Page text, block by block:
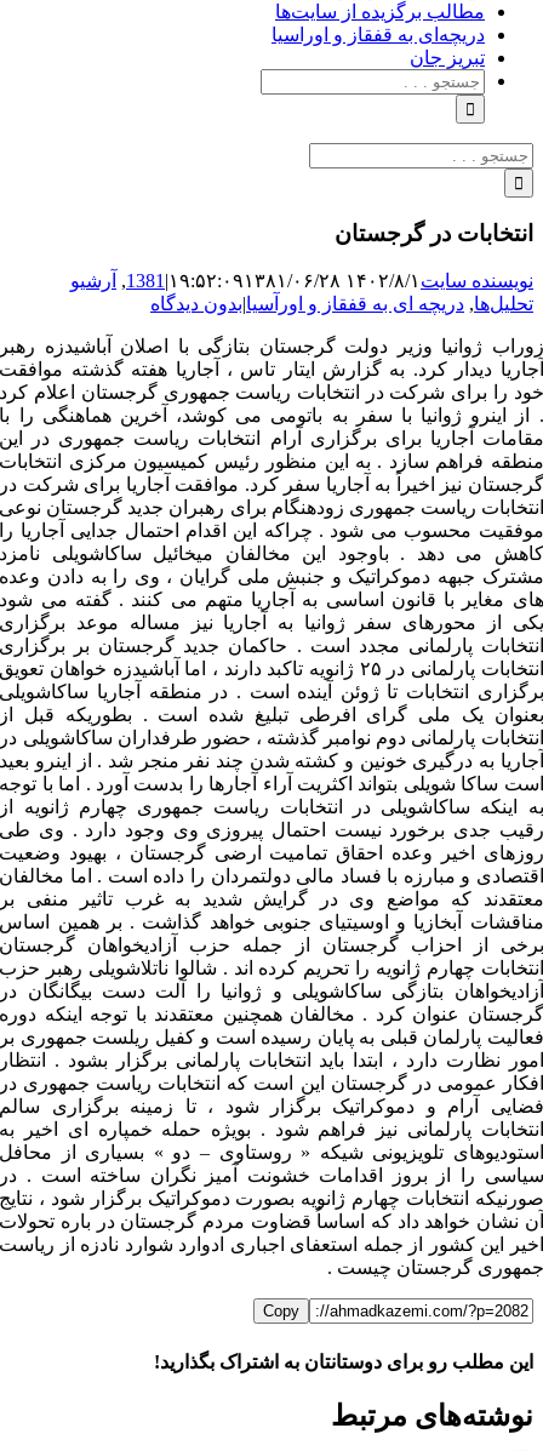
مطالب برگزیده از سایت‌ها
دریچه‌ای به قفقاز و اوراسیا
تبریزِ جان
جستجو
برای:
جستجو
برای:
انتخابات در گرجستان
نویسنده سایت ۱۴۰۲/۸/۱ ۱۹:۵۲:۰۹ ۱۳۸۱/۰۶/۲۸ |
1381
, آرشیو
تحلیل‌ها, دریچه ای به قفقاز و اورآسیا|بدون دیدگاه
زوراب ژوانیا وزیر دولت گرجستان بتازگی با اصلان آباشیدزه رهبر
آجاریا دیدار کرد. به گزارش ایتار تاس ، آجاریا هفته گذشته موافقت
خود را برای شرکت در انتخابات ریاست جمهوری گرجستان اعلام کرد
. از اینرو ژوانیا با سفر به باتومی می کوشد، آخرین هماهنگی را با
مقامات آجاریا برای برگزاری آرام انتخابات ریاست جمهوری در این
منطقه فراهم سازد . به این منظور رئیس کمیسیون مرکزی انتخابات
گرجستان نیز اخیراً به آجاریا سفر کرد. موافقت آجاریا برای شرکت در
انتخابات ریاست جمهوری زودهنگام برای رهبران جدید گرجستان نوعی
موفقیت محسوب می شود . چراکه این اقدام احتمال جدایی آجاریا را
کاهش می دهد . باوجود این مخالفان میخائیل ساکاشویلی نامزد
مشترک جبهه دموکراتیک و جنبش ملی گرایان ، وی را به دادن وعده
های مغایر با قانون اساسی به آجاریا متهم می کنند . گفته می شود
یکی از محورهای سفر ژوانیا به آجاریا نیز مساله موعد برگزاری
انتخابات پارلمانی مجدد است . حاکمان جدید گرجستان بر برگزاری
انتخابات پارلمانی در ۲۵ ژانویه تاکبد دارند ، اما آباشیدزه خواهان تعویق
برگزاری انتخابات تا ژوئن آینده است . در منطقه آجاریا ساکاشویلی
بعنوان یک ملی گرای افرطی تبلیغ شده است . بطوریکه قبل از
انتخابات پارلمانی دوم نوامبر گذشته ، حضور طرفداران ساکاشویلی در
آجاریا به درگیری خونین و کشته شدن چند نفر منجر شد . از اینرو بعید
است ساکا شویلی بتواند اکثریت آراء آجارها را بدست آورد . اما با توجه
به اینکه ساکاشویلی در انتخابات ریاست جمهوری چهارم ژانویه از
رقیب جدی برخورد نیست احتمال پیروزی وی وجود دارد . وی طی
روزهای اخیر وعده احقاق تمامیت ارضی گرجستان ، بهیود وضعیت
اقتصادی و مبارزه با فساد مالی دولتمردان را داده است . اما مخالفان
معتقدند که مواضع وی در گرایش شدید به غرب تاثیر منفی بر
مناقشات آبخازیا و اوسیتیای جنوبی خواهد گذاشت . بر همین اساس
برخی از احزاب گرجستان از جمله حزب آزادیخواهان گرجستان
انتخابات چهارم ژانویه را تحریم کرده اند . شالوا ناتلاشویلی رهبر حزب
آزادیخواهان بتازگی ساکاشویلی و ژوانیا را آلت دست بیگانگان در
گرجستان عنوان کرد . مخالفان همچنین معتقدند با توجه اینکه دوره
فعالیت پارلمان قبلی به پایان رسیده است و کفیل ریلست جمهوری بر
امور نظارت دارد ، ابتدا باید انتخابات پارلمانی برگزار بشود . انتظار
افکار عمومی در گرجستان این است که انتخابات ریاست جمهوری در
فضایی آرام و دموکراتیک برگزار شود ، تا زمینه برگزاری سالم
انتخابات پارلمانی نیز فراهم شود . بویژه حمله خمپاره ای اخیر به
استودیوهای تلویزیونی شیکه « روستاوی – دو » بسیاری از محافل
سیاسی را از بروز اقدامات خشونت آمیز نگران ساخته است . در
صورنیکه انتخابات چهارم ژانویه بصورت دموکراتیک برگزار شود ، نتایج
آن نشان خواهد داد که اساساُ قضاوت مردم گرجستان در باره تحولات
اخیر این کشور از جمله استعفای اجباری ادوارد شوارد نادزه از ریاست
جمهوری گرجستان چیست .
Copy
این مطلب رو برای دوستانتان به اشتراک بگذارید!
FacebookX
LinkedIn
WhatsApp
Telegram
ایمیل
نوشته‌‌های مرتبط